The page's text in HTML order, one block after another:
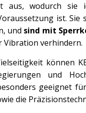
aus, wodurch sie
ist.
und sind mit
Vibration verhindern.
können
und
geeignet
die